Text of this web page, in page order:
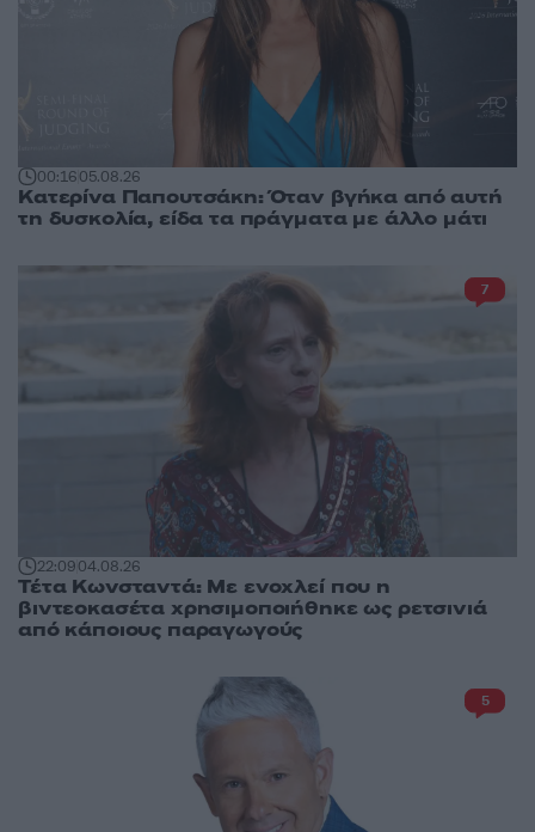
00:1605.08.26
Κατερίνα Παπουτσάκη: Όταν βγήκα από αυτή
τη δυσκολία, είδα τα πράγματα με άλλο μάτι
22:0904.08.26
Τέτα Κωνσταντά: Με ενοχλεί που η
βιντεοκασέτα χρησιμοποιήθηκε ως ρετσινιά
από κάποιους παραγωγούς
7
5